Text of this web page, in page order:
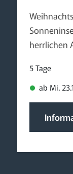
Festliche
herrlichen